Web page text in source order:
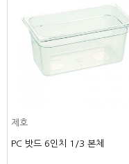
제호
PC 밧드 6인치 1/3 본체